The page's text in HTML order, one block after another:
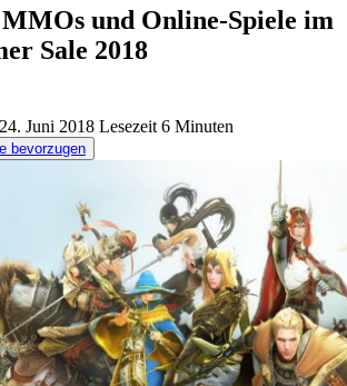
MMOs und Online-Spiele im
Sale 2018
24. Juni 2018 Lesezeit 6 Minuten
bevorzugen